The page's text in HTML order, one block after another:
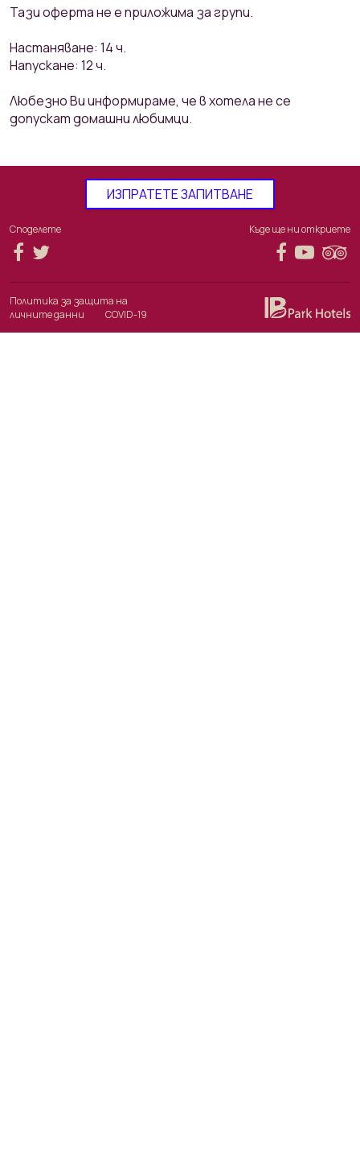
Тази оферта не е приложима за групи.
Настаняване: 14 ч.
Напускане: 12 ч.
Любезно Ви информираме, че в хотела не се
допускат домашни любимци.
ИЗПРАТЕТЕ ЗАПИТВАНЕ
Споделете Къде ще ни откриете
Политика за защита на
личните данни
COVID-19